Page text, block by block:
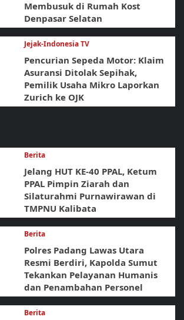
Membusuk di Rumah Kost
Denpasar Selatan
Jejak-Indonesia TV
Pencurian Sepeda Motor: Klaim
Asuransi Ditolak Sepihak,
Pemilik Usaha Mikro Laporkan
Zurich ke OJK
Berita
Jelang HUT KE-40 PPAL, Ketum
PPAL Pimpin Ziarah dan
Silaturahmi Purnawirawan di
TMPNU Kalibata
Berita
Polres Padang Lawas Utara
Resmi Berdiri, Kapolda Sumut
Tekankan Pelayanan Humanis
dan Penambahan Personel
Berita